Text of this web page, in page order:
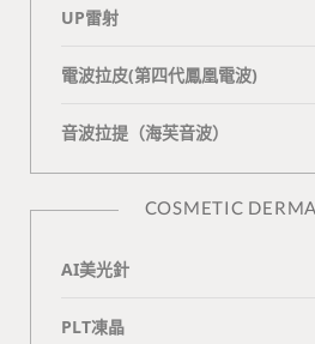
UP雷射
電波拉皮(第四代鳳凰電波)
⾳波拉提（海芙⾳波）
COSMETIC
AI美光針
PLT凍晶